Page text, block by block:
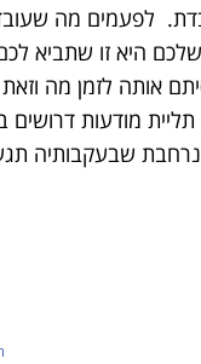
לפעמים מה
היא זו שתביא
אותה לזמן מה
מודעות דרושים
נרחבת שבעקבותיה